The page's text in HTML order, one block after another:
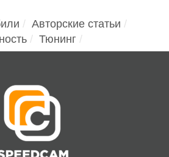
Авторские статьи
Тюнинг